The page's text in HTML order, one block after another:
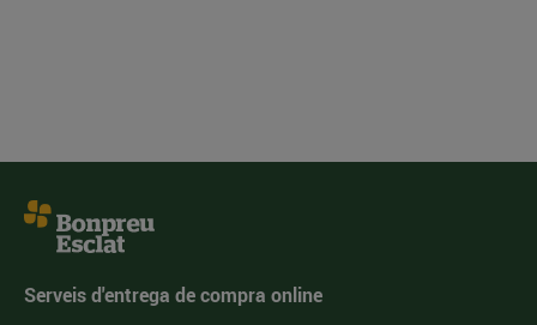
Serveis d'entrega de compra online